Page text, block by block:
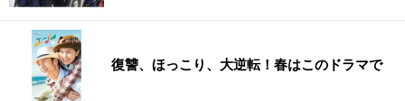
医師、検事、大学教授などダンディな役に対して、こち
らは職人などのべらんめえキャラ。東京の深川生まれだ
けにこちらの方が地に近かったのでしょうか。『渡る世
間は鬼ばかり』の二代目岡倉大吉もこちらの路線です。
復讐、ほっこり、大逆転！春はこのドラマで